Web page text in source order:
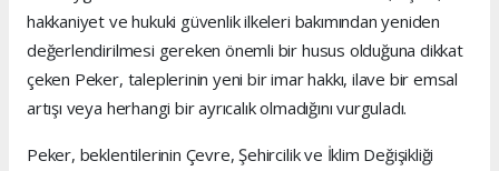
hakkaniyet ve hukuki güvenlik ilkeleri bakımından yeniden
değerlendirilmesi gereken önemli bir husus olduğuna dikkat
çeken Peker, taleplerinin yeni bir imar hakkı, ilave bir emsal
artışı veya herhangi bir ayrıcalık olmadığını vurguladı.
Peker, beklentilerinin Çevre, Şehircilik ve İklim Değişikliği